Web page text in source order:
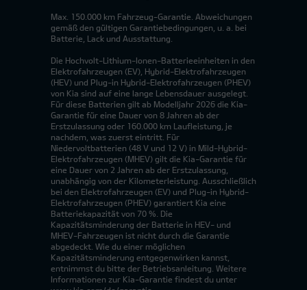
Max. 150.000 km Fahrzeug-Garantie. Abweichungen
gemäß den gültigen Garantiebedingungen, u. a. bei
Batterie, Lack und Ausstattung.
Die Hochvolt-Lithium-Ionen-Batterieeinheiten in den
Elektrofahrzeugen (EV), Hybrid-Elektrofahrzeugen
(HEV) und Plug-in Hybrid-Elektrofahrzeugen (PHEV)
von Kia sind auf eine lange Lebensdauer ausgelegt.
Für diese Batterien gilt ab Modelljahr 2026 die Kia-
Garantie für eine Dauer von 8 Jahren ab der
Erstzulassung oder 160.000 km Laufleistung, je
nachdem, was zuerst eintritt. Für
Niedervoltbatterien (48 V und 12 V) in Mild-Hybrid-
Elektrofahrzeugen (MHEV) gilt die Kia-Garantie für
eine Dauer von 2 Jahren ab der Erstzulassung,
unabhängig von der Kilometerleistung. Ausschließlich
bei den Elektrofahrzeugen (EV) und Plug-in Hybrid-
Elektrofahrzeugen (PHEV) garantiert Kia eine
Batteriekapazität von 70 %. Die
Kapazitätsminderung der Batterie in HEV- und
MHEV-Fahrzeugen ist nicht durch die Garantie
abgedeckt. Wie du einer möglichen
Kapazitätsminderung entgegenwirken kannst,
entnimmst du bitte der Betriebsanleitung. Weitere
Informationen zur Kia-Garantie findest du unter